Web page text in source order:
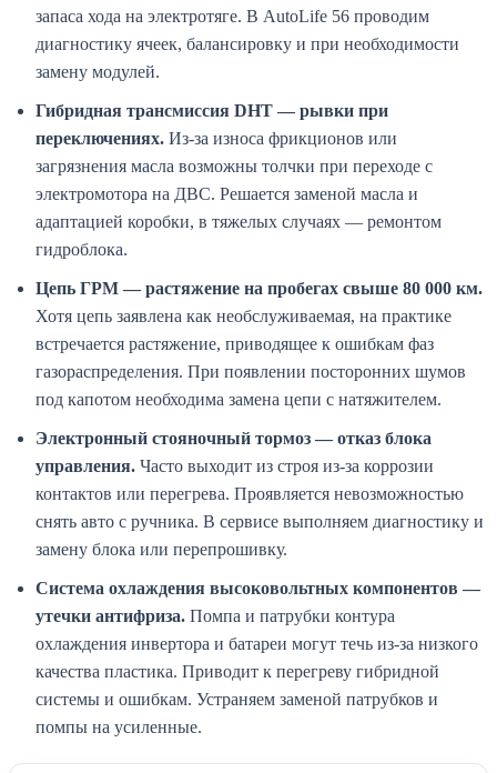
запаса хода на электротяге. В AutoLife 56 проводим
диагностику ячеек, балансировку и при необходимости
замену модулей.
Гибридная трансмиссия DHT — рывки при
переключениях. Из-за износа фрикционов или
загрязнения масла возможны толчки при переходе с
электромотора на ДВС. Решается заменой масла и
адаптацией коробки, в тяжелых случаях — ремонтом
гидроблока.
Цепь ГРМ — растяжение на пробегах свыше 80 000 км.
Хотя цепь заявлена как необслуживаемая, на практике
встречается растяжение, приводящее к ошибкам фаз
газораспределения. При появлении посторонних шумов
под капотом необходима замена цепи с натяжителем.
Электронный стояночный тормоз — отказ блока
управления. Часто выходит из строя из-за коррозии
контактов или перегрева. Проявляется невозможностью
снять авто с ручника. В сервисе выполняем диагностику и
замену блока или перепрошивку.
Система охлаждения высоковольтных компонентов —
утечки антифриза. Помпа и патрубки контура
охлаждения инвертора и батареи могут течь из-за низкого
качества пластика. Приводит к перегреву гибридной
системы и ошибкам. Устраняем заменой патрубков и
помпы на усиленные.